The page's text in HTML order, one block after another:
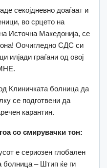
секојдневно доаѓаат и
во срцето на
Источна Македонија, се
Оочигледно СДС си
илјади граѓани од овој
Клиничката болница да
се подготвени да
карантин.
со смирувачки тон:
е сериозен глобален
болница – Штип ќе ги